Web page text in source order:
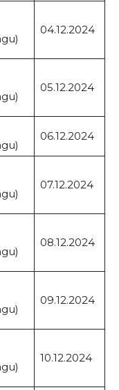
04.12.2024
05.12.2024
06.12.2024
07.12.2024
08.12.2024
09.12.2024
10.12.2024